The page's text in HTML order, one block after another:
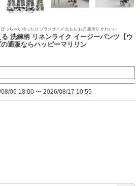
ぽっちゃり ゆったり プラスサイズ 太もも お尻 腰周り かわいい
洗練柄 リネンライク イージーパンツ【ウ
通販ならハッピーマリリン
06 18:00 〜 2026/08/17 10:59